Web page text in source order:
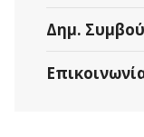
Δημ.